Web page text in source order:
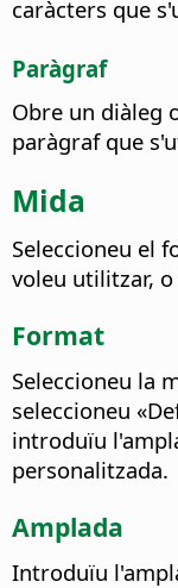
caràcters que
Paràgraf
Obre un diàleg
paràgraf que
Mida
Seleccioneu el
voleu utilitzar,
Format
Seleccioneu la
seleccioneu
introduïu
personalitzada.
Amplada
Introduïu